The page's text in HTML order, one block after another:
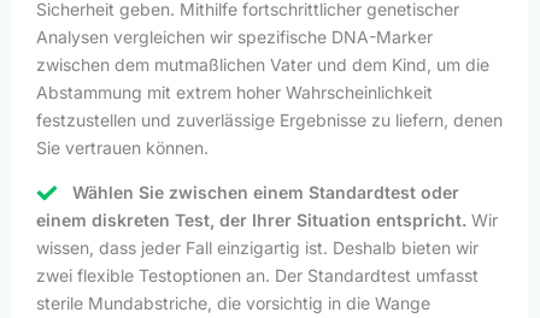
Sicherheit geben. Mithilfe fortschrittlicher genetischer
Analysen vergleichen wir spezifische DNA-Marker
zwischen dem mutmaßlichen Vater und dem Kind, um die
Abstammung mit extrem hoher Wahrscheinlichkeit
festzustellen und zuverlässige Ergebnisse zu liefern, denen
Sie vertrauen können.
Wählen Sie zwischen einem Standardtest oder
einem diskreten Test, der Ihrer Situation entspricht. Wir
wissen, dass jeder Fall einzigartig ist. Deshalb bieten wir
zwei flexible Testoptionen an. Der Standardtest umfasst
sterile Mundabstriche, die vorsichtig in die Wange